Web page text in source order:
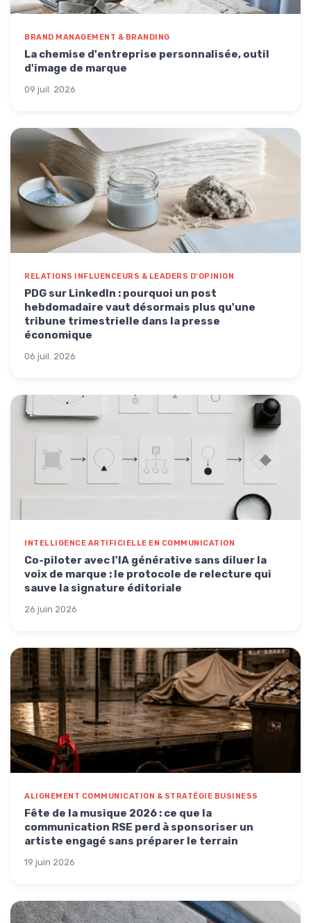
BRAND MANAGEMENT & BRANDING
La chemise d'entreprise personnalisée, outil
d'image de marque
09 juil. 2026
RELATIONS INFLUENCEURS & LEADERS D’OPINION
PDG sur LinkedIn : pourquoi un post
hebdomadaire vaut désormais plus qu'une
tribune trimestrielle dans la presse
économique
06 juil. 2026
INTELLIGENCE ARTIFICIELLE EN COMMUNICATION
Co-piloter avec l'IA générative sans diluer la
voix de marque : le protocole de relecture qui
sauve la signature éditoriale
26 juin 2026
ALIGNEMENT COMMUNICATION & STRATÉGIE BUSINESS
Fête de la musique 2026 : ce que la
communication RSE perd à sponsoriser un
artiste engagé sans préparer le terrain
19 juin 2026